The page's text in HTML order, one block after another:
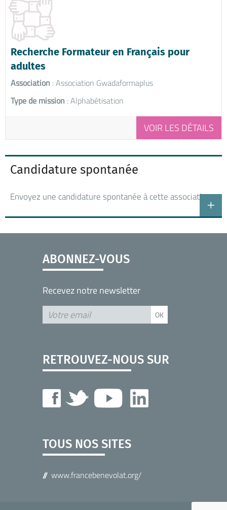
Recherche Formateur en Français pour
adultes
Association : Association Gwadaformaplus
Type de mission : Alphabétisation
VOIR LES DÉTAILS
Candidature spontanée
Envoyez une candidature spontanée à cette association
ABONNEZ-VOUS
Recevez notre newsletter
RETROUVEZ-NOUS SUR
TOUS NOS SITES
www.francebenevolat.org/